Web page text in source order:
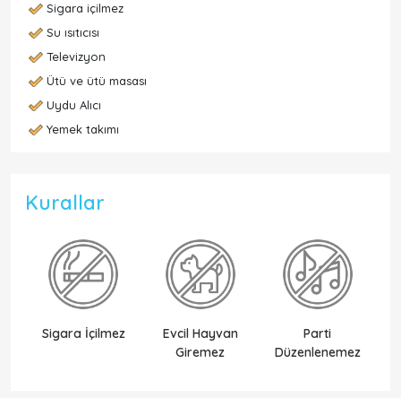
Sigara içilmez
Su ısıtıcısı
Televizyon
Ütü ve ütü masası
Uydu Alıcı
Yemek takımı
Kurallar
Sigara İçilmez
Evcil Hayvan
Giremez
Parti
Düzenlenemez